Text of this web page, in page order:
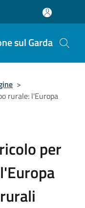
sul Garda
>
rurale: l'Europa
per